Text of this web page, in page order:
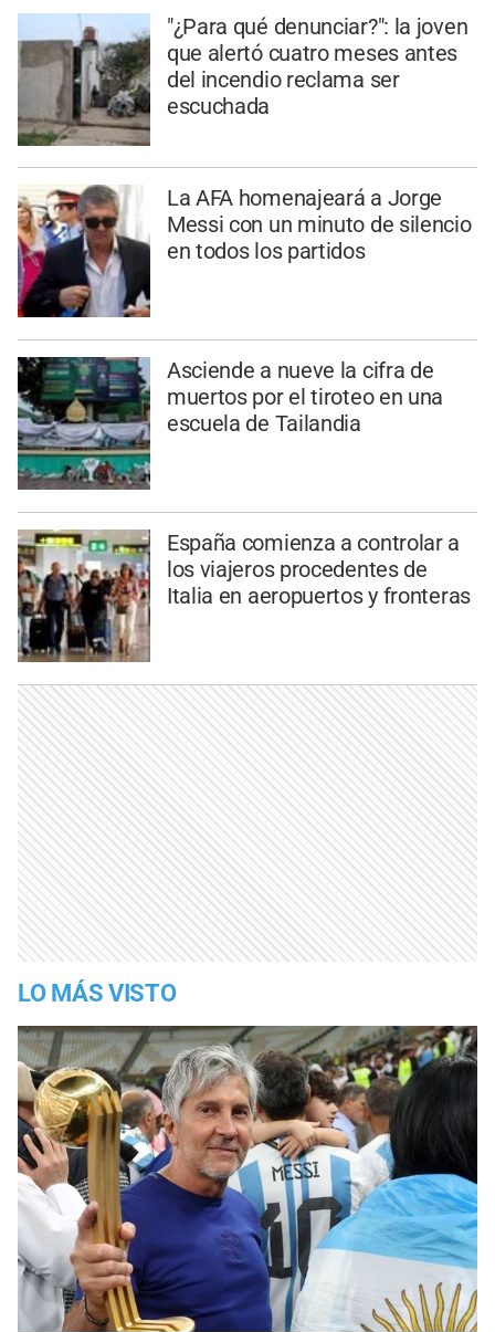
"¿Para qué denunciar?": la joven
que alertó cuatro meses antes
del incendio reclama ser
escuchada
La AFA homenajeará a Jorge
Messi con un minuto de silencio
en todos los partidos
Asciende a nueve la cifra de
muertos por el tiroteo en una
escuela de Tailandia
España comienza a controlar a
los viajeros procedentes de
Italia en aeropuertos y fronteras
LO MÁS VISTO